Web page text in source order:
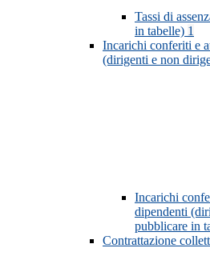
Tassi di
in tabelle) 1
Incarichi conferiti e
(dirigenti e non
Incarichi
dipendenti
pubblicare in
Contrattazione